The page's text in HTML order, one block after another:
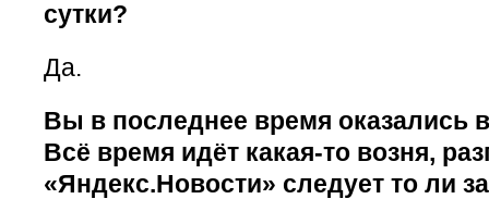
сутки?
Да.
Вы в последнее время оказались
Всё время идёт какая-то возня,
«Яндекс.Новости» следует то ли